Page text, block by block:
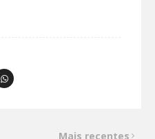
Mais recentes